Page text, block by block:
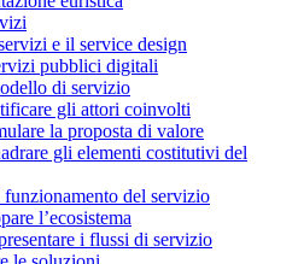
e il service design
pubblici digitali
di servizio
gli attori coinvolti
la proposta di valore
gli elementi costitutivi del
del servizio
l’ecosistema
i flussi di servizio